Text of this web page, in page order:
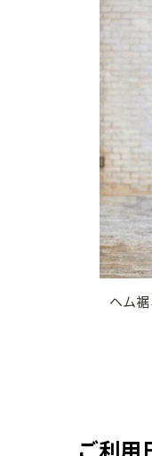
ヘム
ご利用